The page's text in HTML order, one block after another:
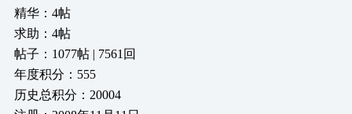
精华：4帖
求助：4帖
帖子：1077帖 | 7561回
年度积分：555
历史总积分：20004